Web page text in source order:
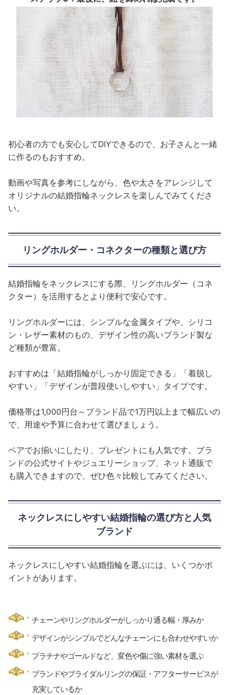
初心者の方でも安心してDIYできるので、お子さんと一緒
に作るのもおすすめ。
動画や写真を参考にしながら、色や太さをアレンジして
オリジナルの結婚指輪ネックレスを楽しんでみてくださ
い。
リングホルダー・コネクターの種類と選び方
結婚指輪をネックレスにする際、リングホルダー（コネ
クター）を活用するとより便利で安心です。
リングホルダーには、シンプルな金属タイプや、シリコ
ン・レザー素材のもの、デザイン性の高いブランド製な
ど種類が豊富。
おすすめは「結婚指輪がしっかり固定できる」「着脱し
やすい」「デザインが普段使いしやすい」タイプです。
価格帯は1,000円台～ブランド品で1万円以上まで幅広いの
で、用途や予算に合わせて選びましょう。
ペアでお揃いにしたり、プレゼントにも人気です。ブラ
ンドの公式サイトやジュエリーショップ、ネット通販で
も購入できますので、ぜひ色々比較してみてください。
ネックレスにしやすい結婚指輪の選び方と人気
ブランド
ネックレスにしやすい結婚指輪を選ぶには、いくつかポ
イントがあります。
チェーンやリングホルダーがしっかり通る幅・厚みか
デザインがシンプルでどんなチェーンにも合わせやすいか
プラチナやゴールドなど、変色や傷に強い素材を選ぶ
ブランドやブライダルリングの保証・アフターサービスが
充実しているか